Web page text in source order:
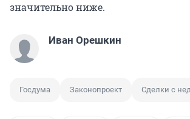
значительно ниже.
Иван Орешкин
Госдума Законопроект Сделки с